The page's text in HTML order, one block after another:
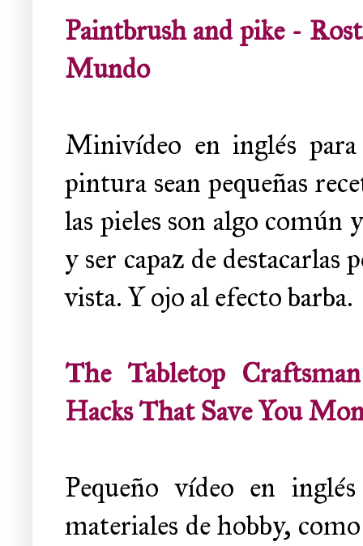
Paintbrush and pike -
Mundo
Minivídeo en inglés
pintura sean pequeñas
las pieles son algo común
y ser capaz de destacarlas
vista. Y ojo al efecto barba.
The Tabletop
Hacks That Save You
Pequeño vídeo en
materiales de hobby,